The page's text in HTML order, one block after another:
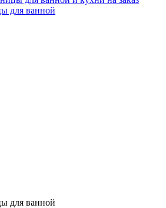
для ванной
для ванной